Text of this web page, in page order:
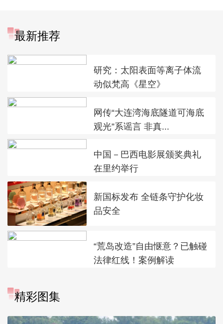
最新推荐
研究：太阳表面等离子体流
动似梵高《星空》
网传“大连湾海底隧道可海底
观光”系谣言 非真...
中国－巴西电影展颁奖典礼
在里约举行
新国标发布 全链条守护化妆
品安全
“荒岛改造”自由惬意？已触碰
法律红线！案例解读
精彩图集